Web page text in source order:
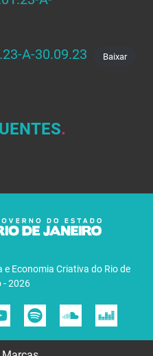
A-30.09.23 Baixar
Economia Criativa do Rio de
- 2026